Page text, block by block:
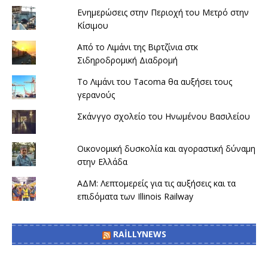
Ενημερώσεις στην Περιοχή του Μετρό στην
Κίσιμου
Από το Λιμάνι της Βιρτζίνια στκ
Σιδηροδρομική Διαδρομή
Το Λιμάνι του Tacoma θα αυξήσει τους
γερανούς
Σκάνγγο σχολείο του Ηνωμένου Βασιλείου
Οικονομική δυσκολία και αγοραστική δύναμη
στην Ελλάδα
ΑΔΜ: Λεπτομερείς για τις αυξήσεις και τα
επιδόματα των Illinois Railway
RAILLYNEWS